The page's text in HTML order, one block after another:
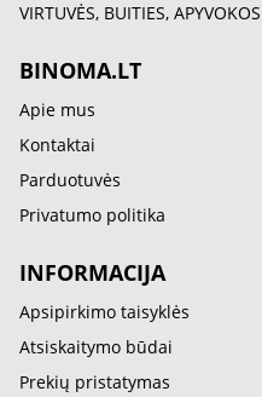
VIRTUVĖS, BUITIES,
BINOMA.LT
Apie mus
Kontaktai
Parduotuvės
Privatumo politika
INFORMACIJA
Apsipirkimo taisyklės
Atsiskaitymo būdai
Prekių pristatymas